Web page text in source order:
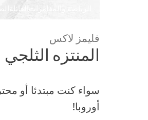
الرياضة والمغامرات العائلة
فليمز لاكس
المنتزه
سواء كنت مبتدئا أو
أوروبا!